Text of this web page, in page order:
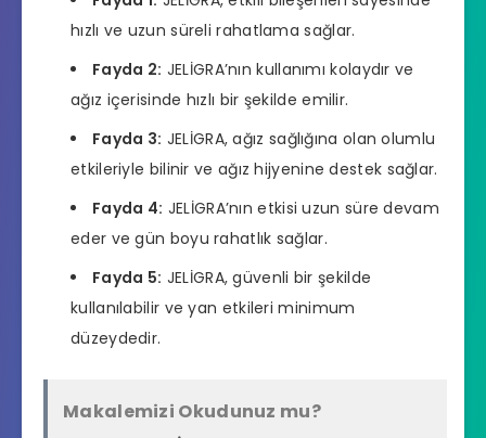
hızlı ve uzun süreli rahatlama sağlar.
Fayda 2: JELİGRA’nın kullanımı kolaydır ve
ağız içerisinde hızlı bir şekilde emilir.
Fayda 3: JELİGRA, ağız sağlığına olan olumlu
etkileriyle bilinir ve ağız hijyenine destek sağlar.
Fayda 4: JELİGRA’nın etkisi uzun süre devam
eder ve gün boyu rahatlık sağlar.
Fayda 5: JELİGRA, güvenli bir şekilde
kullanılabilir ve yan etkileri minimum
düzeydedir.
Makalemizi Okudunuz mu?